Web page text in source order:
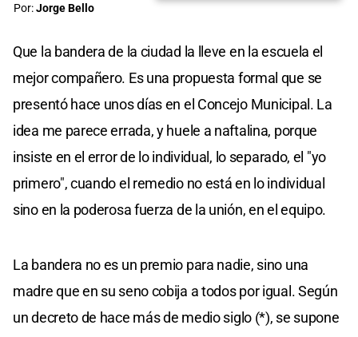
Por:Jorge Bello
Que la bandera de la ciudad la lleve en la escuela el
mejor compañero. Es una propuesta formal que se
presentó hace unos días en el Concejo Municipal. La
idea me parece errada, y huele a naftalina, porque
insiste en el error de lo individual, lo separado, el "yo
primero", cuando el remedio no está en lo individual
sino en la poderosa fuerza de la unión, en el equipo.
La bandera no es un premio para nadie, sino una
madre que en su seno cobija a todos por igual. Según
un decreto de hace más de medio siglo (*), se supone